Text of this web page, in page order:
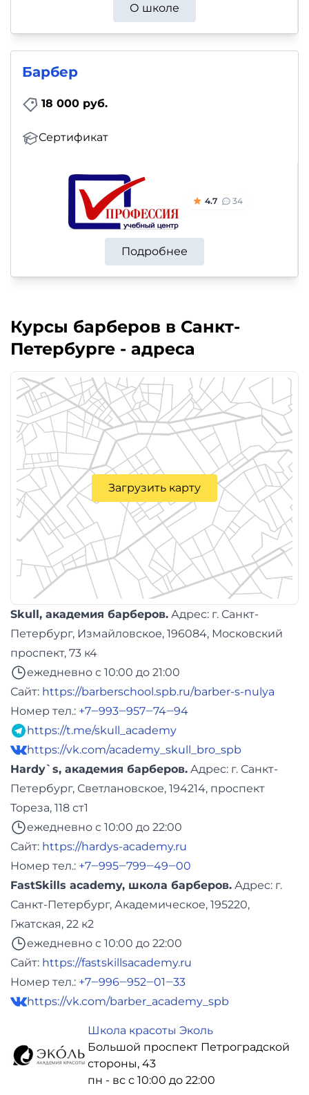
О школе
Барбер
18 000 руб.
Сертификат
4.7 34
Подробнее
Курсы барберов в Санкт-
Петербурге - адреса
Загрузить карту
Skull, академия барберов. Адреc: г. Санкт-
Петербург, Измайловское, 196084, Московский
проспект, 73 к4
ежедневно с 10:00 до 21:00
Сайт: https://barberschool.spb.ru/barber-s-nulya
Номер тел.: +7‒993‒957‒74‒94
https://t.me/skull_academy
https://vk.com/academy_skull_bro_spb
Hardy`s, академия барберов. Адреc: г. Санкт-
Петербург, Светлановское, 194214, проспект
Тореза, 118 ст1
ежедневно с 10:00 до 22:00
Сайт: https://hardys-academy.ru
Номер тел.: +7‒995‒799‒49‒00
FastSkills academy, школа барберов. Адреc: г.
Санкт-Петербург, Академическое, 195220,
Гжатская, 22 к2
ежедневно с 10:00 до 22:00
Сайт: https://fastskillsacademy.ru
Номер тел.: +7‒996‒952‒01‒33
https://vk.com/barber_academy_spb
Школа красоты Эколь
Большой проспект Петроградской
стороны, 43
пн - вс с 10:00 до 22:00